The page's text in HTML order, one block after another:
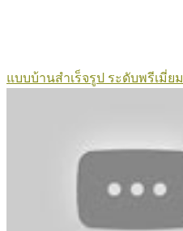
แบบบ้านสำเร็จรูป ระดับพรีเมี่ยม